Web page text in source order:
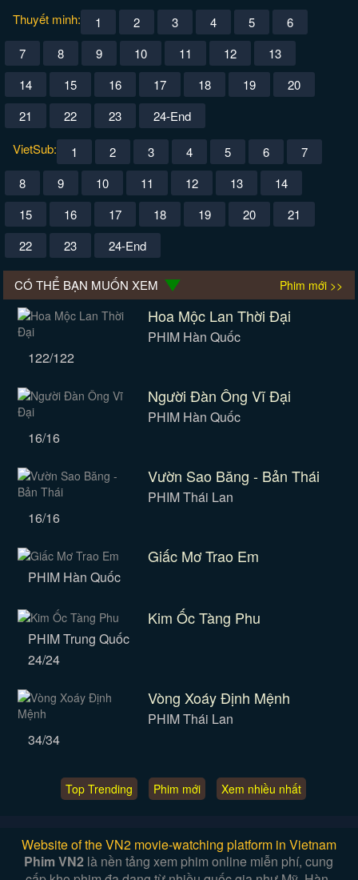
Thuyết minh: 1 2 3 4 5
6
7
8 9 10 11 12
13
14
15 16 17 18 19
20
21
22 23
24-End
VietSub:
1 2 3 4 5 6
7
8
9 10 11 12 13
14
15
16 17 18 19 20
21
22
23 24-End
CÓ THỂ BẠN MUỐN XEM Phim mới >>
Hoa Mộc Lan Thời Đại
PHIM Hàn Quốc
122/122
Người Đàn Ông Vĩ Đại
PHIM Hàn Quốc
16/16
Vườn Sao Băng - Bản Thái
PHIM Thái Lan
16/16
Giấc Mơ Trao Em
PHIM Hàn Quốc
Kim Ốc Tàng Phu
PHIM Trung Quốc
24/24
Vòng Xoáy Định Mệnh
PHIM Thái Lan
34/34
Top Trending Phim mới Xem nhiều nhất
Website of the VN2 movie-watching platform in Vietnam
Phim VN2 là nền tảng xem phim online miễn phí, cung